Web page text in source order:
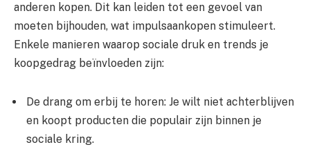
anderen kopen. Dit kan leiden tot een gevoel van
moeten bijhouden, wat impulsaankopen stimuleert.
Enkele manieren waarop sociale druk en trends je
koopgedrag beïnvloeden zijn:
De drang om erbij te horen: Je wilt niet achterblijven
en koopt producten die populair zijn binnen je
sociale kring.